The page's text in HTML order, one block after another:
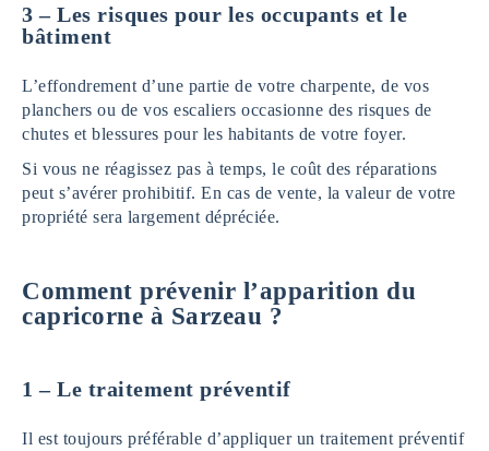
3 – Les risques pour les occupants et le
bâtiment
L’effondrement d’une partie de votre charpente, de vos
planchers ou de vos escaliers occasionne des risques de
chutes et blessures pour les habitants de votre foyer.
Si vous ne réagissez pas à temps, le coût des réparations
peut s’avérer prohibitif. En cas de vente, la valeur de votre
propriété sera largement dépréciée.
Comment prévenir l’apparition du
capricorne à Sarzeau ?
1 – Le traitement préventif
Il est toujours préférable d’appliquer un traitement préventif